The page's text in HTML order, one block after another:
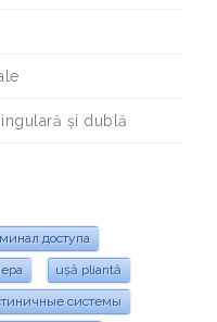
și dublă
доступа
ușă pliantă
системы